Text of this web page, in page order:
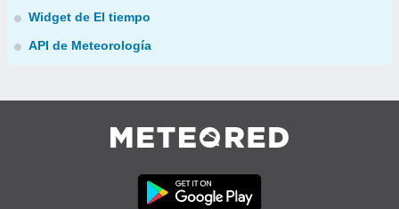
Widget de El tiempo
API de Meteorología